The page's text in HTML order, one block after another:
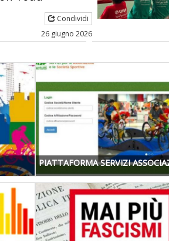
Condividi
26 giugno 2026
PIATTAFORMA SERVIZI